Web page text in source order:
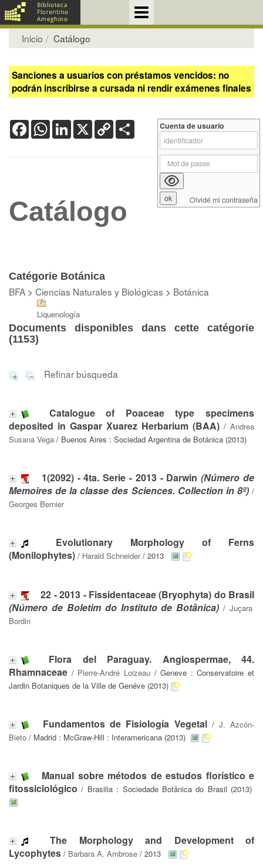
Inicio Catálogo
Sanciones a usuarios con préstamos vencidos: no
podrán inscribirse a cursada ni rendir exámenes finales
FacebookWhatsApp
LinkedIn
X Copy
Link
Catálogo
Catégorie Botánica
BFA > Ciencias Naturales y Biológicas > Botánica
Liquenología
Documents disponibles dans cette catégorie
(1153)
Refinar búsqueda
Catalogue of Poaceae type specimens
deposited in Gaspar Xuarez Herbarium (BAA) / Andrea
Susana Vega / Buenos Aires : Sociedad Argentina de Botánica (2013)
1(2092) - 4ta. Serie - 2013 - Darwin (Número de
Memoires de la classe des Sciences. Collection in 8º)/
Georges Bernier
Evolutionary Morphology of Ferns
(Monilophytes) / Harald Schneider/ 2013
22 - 2013 - Fissidentaceae (Bryophyta) do Brasil
(Número de Boletim do Instituto de Botânica) /Juçara
Bordin
Flora del Paraguay. Angiospermae, 44.
Rhamnaceae / Pierre-André Loizeau/ Geneve : Conservatoire et
Jardin Botaniques de la Ville de Genéve (2013)
Fundamentos de Fisiología Vegetal/ J. Azcón-
Bieto / Madrid : McGraw-Hill : Interamericana (2013)
Manual sobre métodos de estudos florístico e
fitossiciológico / Brasilia : Sociedade Botânica do Brasil (2013)
The Morphology and Development of
Lycophytes / Barbara A. Ambrose / 2013
Cuenta de usuario
Olvidé mi contraseña